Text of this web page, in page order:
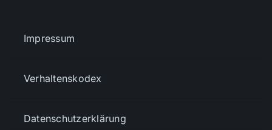
Impressum
Verhaltenskodex
Datenschutzerklärung